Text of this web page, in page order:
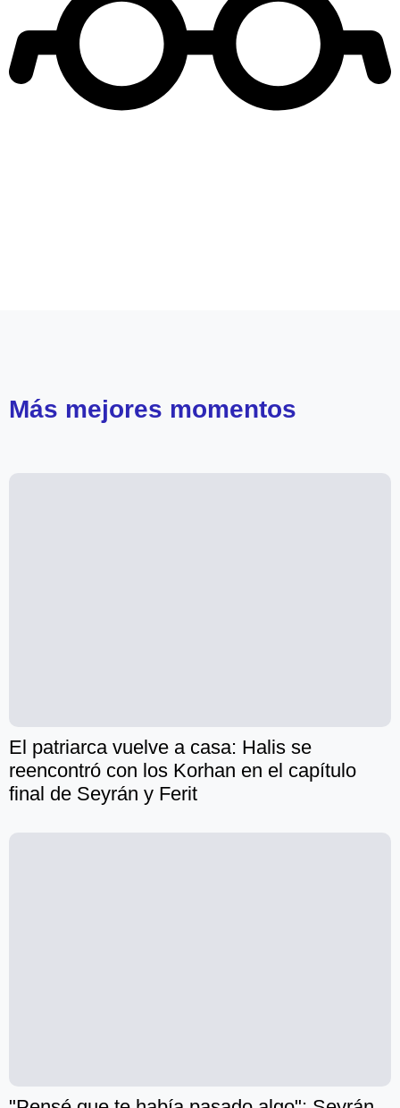
Más mejores momentos
El patriarca vuelve a casa: Halis se
reencontró con los Korhan en el capítulo
final de Seyrán y Ferit